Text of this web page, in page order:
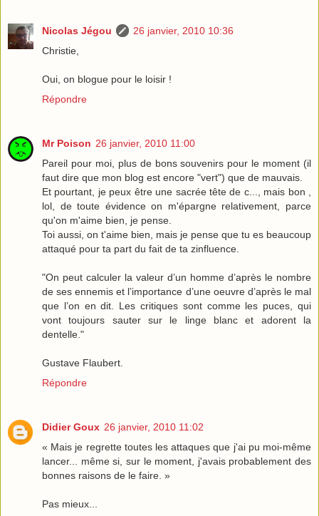
Nicolas Jégou
26 janvier, 2010 10:36
Christie,
Oui, on blogue pour le loisir !
Répondre
Mr Poison 26 janvier, 2010 11:00
Pareil pour moi, plus de bons souvenirs pour le moment (il
faut dire que mon blog est encore "vert") que de mauvais.
Et pourtant, je peux être une sacrée tête de c..., mais bon ,
lol, de toute évidence on m'épargne relativement, parce
qu'on m'aime bien, je pense.
Toi aussi, on t'aime bien, mais je pense que tu es beaucoup
attaqué pour ta part du fait de ta zinfluence.
"On peut calculer la valeur d’un homme d’après le nombre
de ses ennemis et l’importance d’une oeuvre d’après le mal
que l’on en dit. Les critiques sont comme les puces, qui
vont toujours sauter sur le linge blanc et adorent la
dentelle."
Gustave Flaubert.
Répondre
Didier Goux 26 janvier, 2010 11:02
« Mais je regrette toutes les attaques que j'ai pu moi-même
lancer... même si, sur le moment, j'avais probablement des
bonnes raisons de le faire. »
Pas mieux...